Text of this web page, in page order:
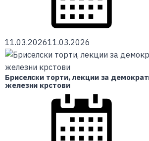
11.03.202611.03.2026
Бриселски торти, лекции за
железни крстови